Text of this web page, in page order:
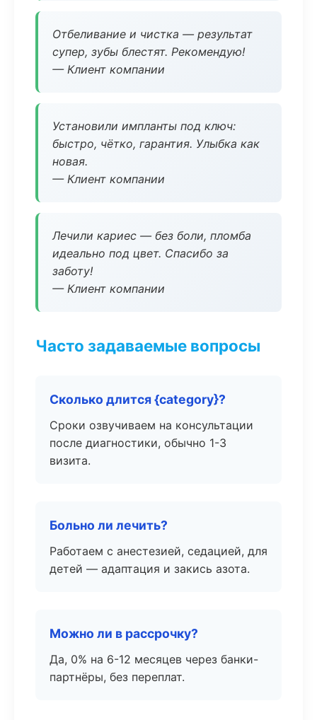
Отбеливание и чистка — результат
супер, зубы блестят. Рекомендую!
— Клиент компании
Установили импланты под ключ:
быстро, чётко, гарантия. Улыбка как
новая.
— Клиент компании
Лечили кариес — без боли, пломба
идеально под цвет. Спасибо за
заботу!
— Клиент компании
Часто задаваемые вопросы
Сколько длится {category}?
Сроки озвучиваем на консультации
после диагностики, обычно 1-3
визита.
Больно ли лечить?
Работаем с анестезией, седацией, для
детей — адаптация и закись азота.
Можно ли в рассрочку?
Да, 0% на 6-12 месяцев через банки-
партнёры, без переплат.